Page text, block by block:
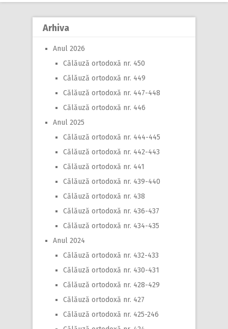
Arhiva
Anul 2026
Călăuză ortodoxă nr. 450
Călăuză ortodoxă nr. 449
Călăuză ortodoxă nr. 447-448
Călăuză ortodoxă nr. 446
Anul 2025
Călăuză ortodoxă nr. 444-445
Călăuză ortodoxă nr. 442-443
Călăuză ortodoxă nr. 441
Călăuză ortodoxă nr. 439-440
Călăuză ortodoxă nr. 438
Călăuză ortodoxă nr. 436-437
Călăuză ortodoxă nr. 434-435
Anul 2024
Călăuză ortodoxă nr. 432-433
Călăuză ortodoxă nr. 430-431
Călăuză ortodoxă nr. 428-429
Călăuză ortodoxă nr. 427
Călăuză ortodoxă nr. 425-246